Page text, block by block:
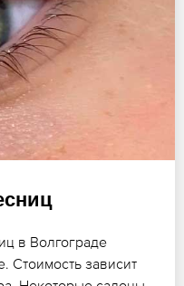
в Волгограде
Стоимость зависит